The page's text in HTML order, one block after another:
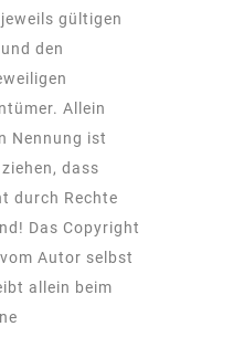
gültigen
den
Allein
Nennung ist
dass
durch Rechte
Das Copyright
Autor selbst
allein beim